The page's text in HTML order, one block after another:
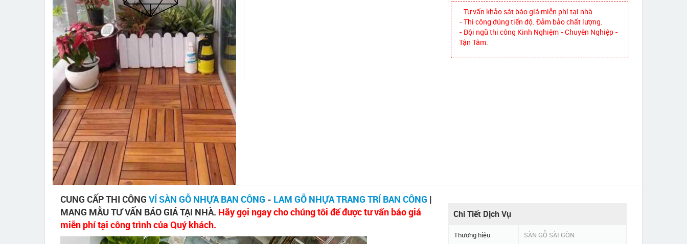
- Tư vấn khảo sát báo giá miễn phí tại nhà.
- Thi công đúng tiến độ. Đảm bảo chất lượng.
- Đội ngũ thi công Kinh Nghiệm - Chuyên Nghiệp -
Tận Tâm.
CUNG CẤP THI CÔNG VỈ SÀN GỖ NHỰA BAN CÔNG - LAM GỖ NHỰA TRANG TRÍ BAN CÔNG |
MANG MẪU TƯ VẤN BÁO GIÁ TẠI NHÀ. Hãy gọi ngay cho chúng tôi để được tư vấn báo giá
miễn phí tại công trình của Quý khách.
Chi Tiết Dịch Vụ
Thương hiệu SÀN GỖ SÀI GÒN